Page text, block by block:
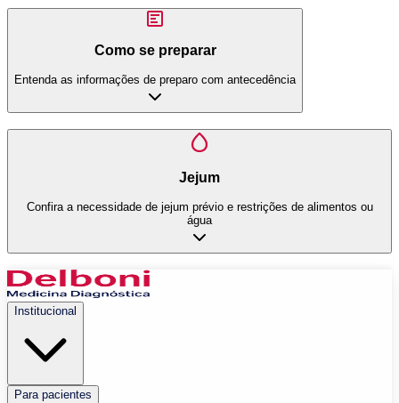
Como se preparar
Entenda as informações de preparo com antecedência
Jejum
Confira a necessidade de jejum prévio e restrições de alimentos ou
água
Institucional
Para pacientes